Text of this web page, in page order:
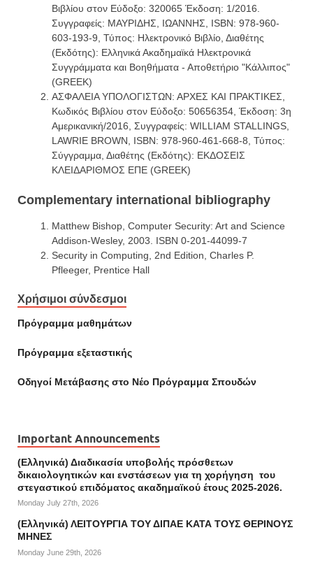
Βιβλίου στον Εύδοξο: 320065 Έκδοση: 1/2016.
Συγγραφείς: ΜΑΥΡΙΔΗΣ, ΙΩΑΝΝΗΣ, ISBN: 978-960-
603-193-9, Τύπος: Ηλεκτρονικό Βιβλίο, Διαθέτης
(Εκδότης): Ελληνικά Ακαδημαϊκά Ηλεκτρονικά
Συγγράμματα και Βοηθήματα - Αποθετήριο "Κάλλιπος"
(GREEK)
ΑΣΦΑΛΕΙΑ ΥΠΟΛΟΓΙΣΤΩΝ: ΑΡΧΕΣ ΚΑΙ ΠΡΑΚΤΙΚΕΣ,
Κωδικός Βιβλίου στον Εύδοξο: 50656354, Έκδοση: 3η
Αμερικανική/2016, Συγγραφείς: WILLIAM STALLINGS,
LAWRIE BROWN, ISBN: 978-960-461-668-8, Τύπος:
Σύγγραμμα, Διαθέτης (Εκδότης): ΕΚΔΟΣΕΙΣ
ΚΛΕΙΔΑΡΙΘΜΟΣ ΕΠΕ (GREEK)
Complementary international bibliography
Matthew Bishop, Computer Security: Art and Science
Addison-Wesley, 2003. ISBN 0-201-44099-7
Security in Computing, 2nd Edition, Charles P.
Pfleeger, Prentice Hall
Χρήσιμοι σύνδεσμοι
Πρόγραμμα μαθημάτων
Πρόγραμμα εξεταστικής
Οδηγοί Mετάβασης στο Νέο Πρόγραμμα Σπουδών
Important Announcements
(Ελληνικά) Διαδικασία υποβολής πρόσθετων
δικαιολογητικών και ενστάσεων για τη χορήγηση του
στεγαστικού επιδόματος ακαδημαϊκού έτους 2025-2026.
Monday July 27th, 2026
(Ελληνικά) ΛΕΙΤΟΥΡΓΙΑ ΤΟΥ ΔΙΠΑΕ ΚΑΤΑ ΤΟΥΣ ΘΕΡΙΝΟΥΣ
ΜΗΝΕΣ
Monday June 29th, 2026